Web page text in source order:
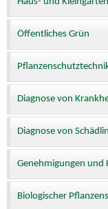
Öffentliches Grün
Diagnose von
Diagnose von
Genehmigungen und
Biologischer